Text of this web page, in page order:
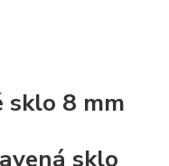
sklo 8 mm
sklo